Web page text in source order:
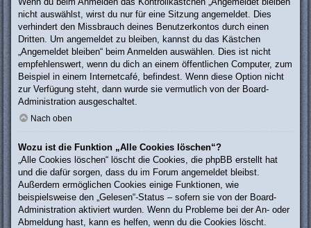
nicht auswählst, wirst du nur für eine Sitzung angemeldet. Dies
verhindert den Missbrauch deines Benutzerkontos durch einen
Dritten. Um angemeldet zu bleiben, kannst du das Kästchen
„Angemeldet bleiben“ beim Anmelden auswählen. Dies ist nicht
empfehlenswert, wenn du dich an einem öffentlichen Computer, zum
Beispiel in einem Internetcafé, befindest. Wenn diese Option nicht
zur Verfügung steht, dann wurde sie vermutlich von der Board-
Administration ausgeschaltet.
Nach oben
Wozu ist die Funktion „Alle Cookies löschen“?
„Alle Cookies löschen“ löscht die Cookies, die phpBB erstellt hat
und die dafür sorgen, dass du im Forum angemeldet bleibst.
Außerdem ermöglichen Cookies einige Funktionen, wie
beispielsweise den „Gelesen“-Status – sofern sie von der Board-
Administration aktiviert wurden. Wenn du Probleme bei der An- oder
Abmeldung hast, kann es helfen, wenn du die Cookies löscht.